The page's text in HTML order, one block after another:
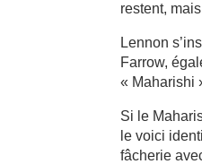
restent,
Lennon
Farrow,
« Maharishi
Si le
le voici
fâcherie